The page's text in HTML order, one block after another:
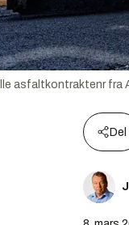
asfaltkontraktenr
Del